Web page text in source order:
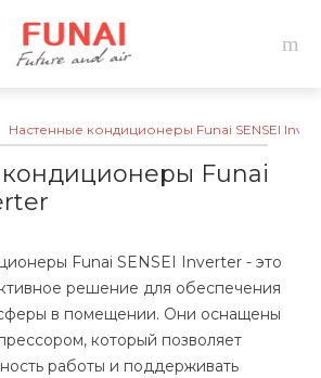
Настенные кондиционеры Funai SENSEI
Funai
Funai SENSEI Inverter - это
решение для обеспечения
в помещении. Они оснащены
который позволяет
работы и поддерживать